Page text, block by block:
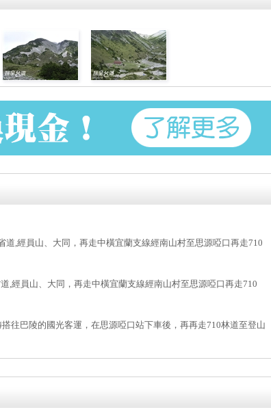
道,經員山、大同，再走中橫宜蘭支線經南山村至思源啞口再走710
,經員山、大同，再走中橫宜蘭支線經南山村至思源啞口再走710
往巴陵的國光客運，在思源啞口站下車後，再再走710林道至登山